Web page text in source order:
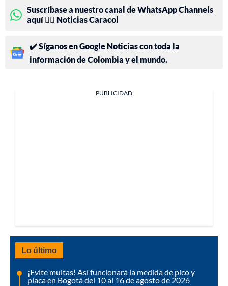
Suscríbase a nuestro canal de WhatsApp Channels
aquí 👉🏻 Noticias Caracol
✔️ Síganos en Google Noticias con toda la
información de Colombia y el mundo.
PUBLICIDAD
Lo último
¡Evite multas! Así funcionará la medida de pico y
placa en Bogotá del 10 al 16 de agosto de 2026